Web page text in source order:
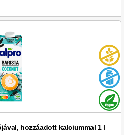
hozzáadott kalciummal 1 l